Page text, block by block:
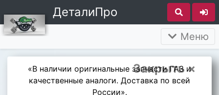
ДеталиПро
Меню
Закрыть ×
«В наличии оригинальные запчасти ГАЗ и
качественные аналоги. Доставка по всей
России».